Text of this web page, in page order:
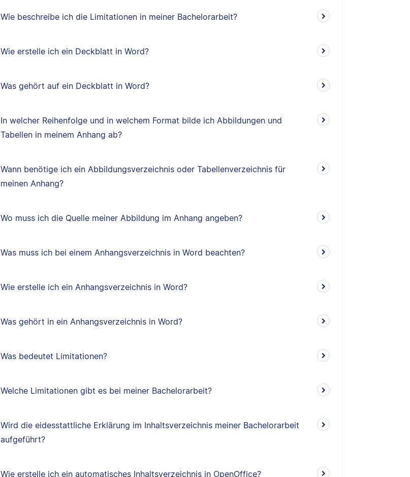
Wie beschreibe ich die Limitationen in meiner Bachelorarbeit?
Wie erstelle ich ein Deckblatt in Word?
Was gehört auf ein Deckblatt in Word?
In welcher Reihenfolge und in welchem Format bilde ich Abbildungen und
Tabellen in meinem Anhang ab?
Wann benötige ich ein Abbildungsverzeichnis oder Tabellenverzeichnis für
meinen Anhang?
Wo muss ich die Quelle meiner Abbildung im Anhang angeben?
Was muss ich bei einem Anhangsverzeichnis in Word beachten?
Wie erstelle ich ein Anhangsverzeichnis in Word?
Was gehört in ein Anhangsverzeichnis in Word?
Was bedeutet Limitationen?
Welche Limitationen gibt es bei meiner Bachelorarbeit?
Wird die eidesstattliche Erklärung im Inhaltsverzeichnis meiner Bachelorarbeit
aufgeführt?
Wie erstelle ich ein automatisches Inhaltsverzeichnis in OpenOffice?